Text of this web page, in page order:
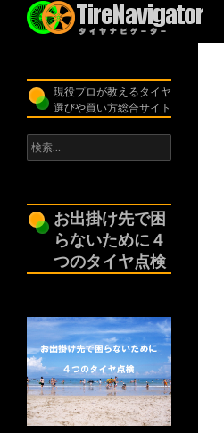
現役プロが教えるタイヤ
選びや買い方総合サイト
検
索:
お出掛け先で困
らないために４
つのタイヤ点検